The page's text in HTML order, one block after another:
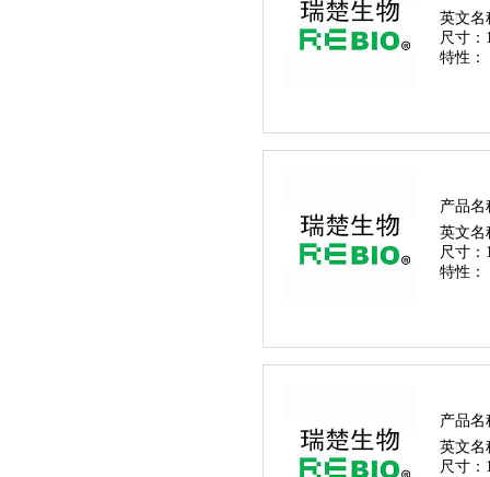
英文名
尺寸：
特性：
产品名
英文名
尺寸：
特性：
产品名
英文名
尺寸：